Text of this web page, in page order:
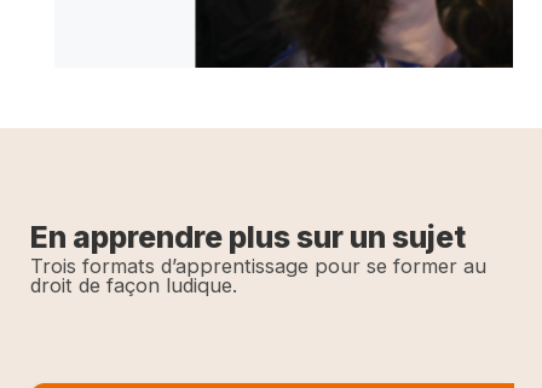
En apprendre plus sur un sujet
Trois formats d’apprentissage pour se former au
droit de façon ludique.